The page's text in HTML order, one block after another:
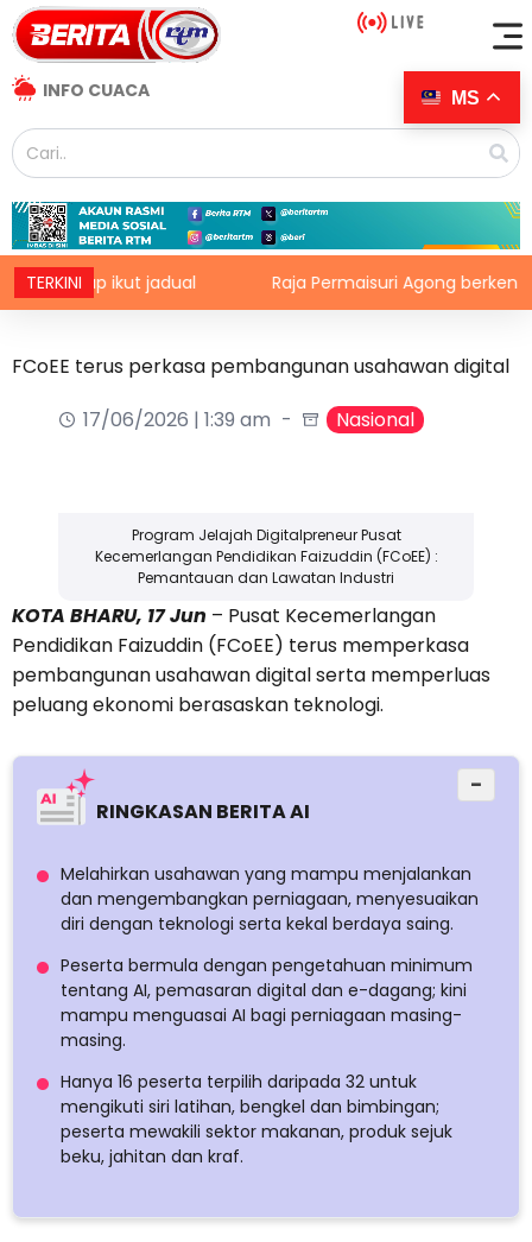
INFO CUACA
TERKINI
siap ikut jadual Raja Permaisuri Agong berkenan
FCoEE terus perkasa pembangunan usahawan digital
17/06/2026 | 1:39 am
Nasional
Program Jelajah Digitalpreneur Pusat
Kecemerlangan Pendidikan Faizuddin (FCoEE) :
Pemantauan dan Lawatan Industri
KOTA BHARU, 17 Jun – Pusat Kecemerlangan
Pendidikan Faizuddin (FCoEE) terus memperkasa
pembangunan usahawan digital serta memperluas
peluang ekonomi berasaskan teknologi.
RINGKASAN BERITA AI
−
Melahirkan usahawan yang mampu menjalankan
dan mengembangkan perniagaan, menyesuaikan
diri dengan teknologi serta kekal berdaya saing.
Peserta bermula dengan pengetahuan minimum
tentang AI, pemasaran digital dan e-dagang; kini
mampu menguasai AI bagi perniagaan masing-
masing.
Hanya 16 peserta terpilih daripada 32 untuk
mengikuti siri latihan, bengkel dan bimbingan;
peserta mewakili sektor makanan, produk sejuk
beku, jahitan dan kraf.
MS